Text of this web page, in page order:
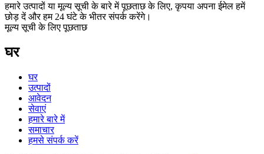
हमारे उत्पादों या मूल्य सूची के बारे में पूछताछ के लिए, कृपया अपना ईमेल हमें
छोड़ दें और हम 24 घंटे के भीतर संपर्क करेंगे।
मूल्य सूची के लिए पूछताछ
घर
घर
उत्पादों
आवेदन
सेवाएं
हमारे बारे में
समाचार
हमसे संपर्क करें